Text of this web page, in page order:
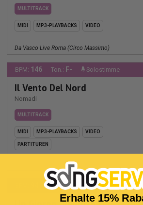
MULTITRACK
MIDI MP3-PLAYBACKS VIDEO
Da Vasco Live Roma (Circo Massimo)
BPM: 146 Ton.: F- Solostimme
Il Vento Del Nord
Nomadi
MULTITRACK
MIDI MP3-PLAYBACKS VIDEO
PARTITUREN
Ton.:A- Solostimme
Erhalte 15%